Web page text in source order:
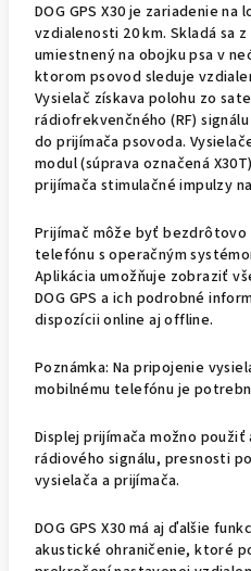
DOG GPS X30 je zariadenie
vzdialenosti 20 km. Skladá sa
umiestnený na obojku psa v
ktorom psovod sleduje
Vysielač získava polohu zo
rádiofrekvenčného (RF)
do prijímača psovoda.
modul (súprava označená
prijímača stimulačné impulzy
Prijímač môže byť
telefónu s operačným
Aplikácia umožňuje zobraziť
DOG GPS a ich podrobné
dispozícii online aj offline.
Poznámka: Na pripojenie
mobilnému telefónu je
Displej prijímača možno
rádiového signálu, presnosti
vysielača a prijímača.
DOG GPS X30 má aj ďalšie
akustické ohraničenie, ktoré